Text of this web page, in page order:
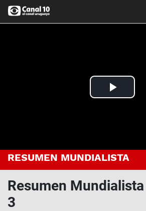
Play
RESUMEN MUNDIALISTA
Resumen
3